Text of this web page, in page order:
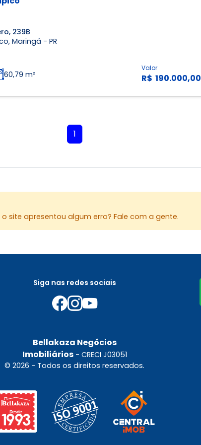
239B
Maringá - PR
60,79 m²
Valor
R$ 190.000,00
1
site apresentou algum erro? Fale com a gente.
Siga nas redes sociais
Bellakaza Negócios
Imobiliários- CRECI J03051
© 2026 - Todos os direitos reservados.